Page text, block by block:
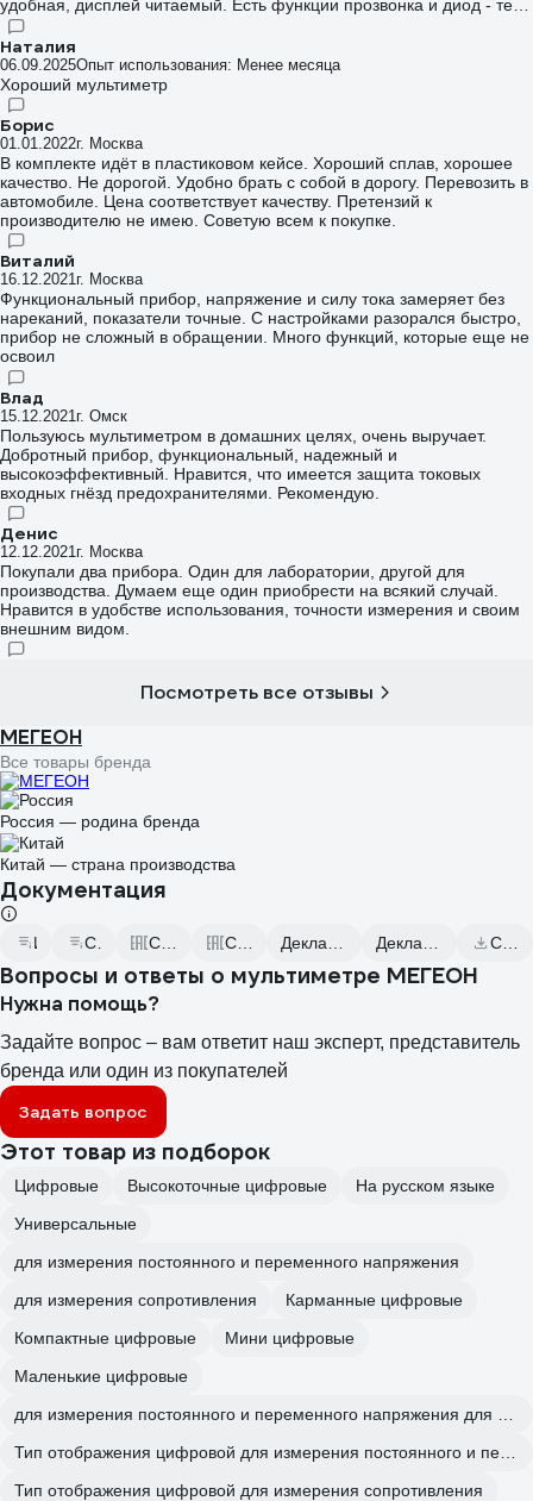
удобная, дисплей читаемый. Есть функции прозвонка и диод - тест.
Удобный. Плохого сказать не могу.
Наталия
06.09.2025Опыт использования: Менее месяца
Хороший мультиметр
Борис
01.01.2022г. Москва
В комплекте идёт в пластиковом кейсе. Хороший сплав, хорошее
качество. Не дорогой. Удобно брать с собой в дорогу. Перевозить в
автомобиле. Цена соответствует качеству. Претензий к
производителю не имею. Советую всем к покупке.
Виталий
16.12.2021г. Москва
Функциональный прибор, напряжение и силу тока замеряет без
нареканий, показатели точные. С настройками разорался быстро,
прибор не сложный в обращении. Много функций, которые еще не
освоил
Влад
15.12.2021 г. Омск
Пользуюсь мультиметром в домашних целях, очень выручает.
Добротный прибор, функциональный, надежный и
высокоэффективный. Нравится, что имеется защита токовых
входных гнёзд предохранителями. Рекомендую.
Денис
12.12.2021 г. Москва
Покупали два прибора. Один для лаборатории, другой для
производства. Думаем еще один приобрести на всякий случай.
Нравится в удобстве использования, точности измерения и своим
внешним видом.
Посмотреть все отзывы
МЕГЕОН
Все товары бренда
Россия — родина бренда
Китай — страна производства
Документация
Сертификат дилера Сертификаты соответствия Сертификаты соответствия
Вопросы и ответы о мультиметре МЕГЕОН
Нужна помощь?
Задайте вопрос – вам ответит наш эксперт, представитель
бренда или один из покупателей
Задать вопрос
Этот товар из подборок
Цифровые Высокоточные цифровые
На русском языке
Универсальные
для измерения постоянного и переменного напряжения
для измерения сопротивления
Карманные цифровые
Компактные цифровые
Мини цифровые
Маленькие цифровые
Тип отображения цифровой для измерения сопротивления